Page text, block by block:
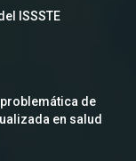
ISSSTE
problemática de
en salud